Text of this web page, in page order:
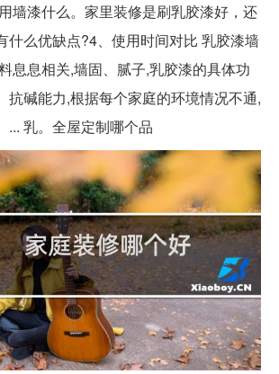
墙漆什么。家里装修是刷乳胶漆好，还
什么优缺点?4、使用时间对比 乳胶漆墙
息息相关,墙固、腻子,乳胶漆的具体功
抗碱能力,根据每个家庭的环境情况不通,
... 乳。全屋定制哪个品